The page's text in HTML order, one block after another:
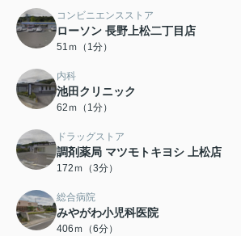
コンビニエンスストア
ローソン 長野上松二丁目店
51ｍ（1分）
内科
池田クリニック
62ｍ（1分）
ドラッグストア
調剤薬局 マツモトキヨシ 上松店
172ｍ（3分）
総合病院
みやがわ小児科医院
406ｍ（6分）